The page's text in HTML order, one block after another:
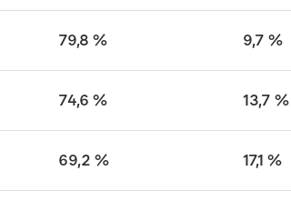
79,8 % 9,7 %
74,6 % 13,7 %
69,2 % 17,1 %